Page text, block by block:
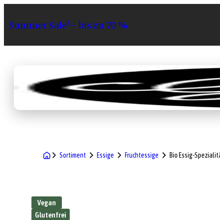
Summer Sale¹– bis zu 70 %
Sortiment Geschenke
Sortiment Essige Fruchtessige Bio Essig-
Vegan
Glutenfrei